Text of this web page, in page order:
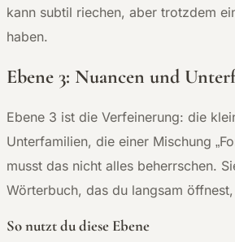
kann subtil riechen, aber trotzdem
haben.
Ebene 3: Nuancen und
Ebene 3 ist die Verfeinerung: die
Unterfamilien, die einer Mischung
musst das nicht alles beherrschen.
Wörterbuch, das du langsam
So nutzt du diese Ebene